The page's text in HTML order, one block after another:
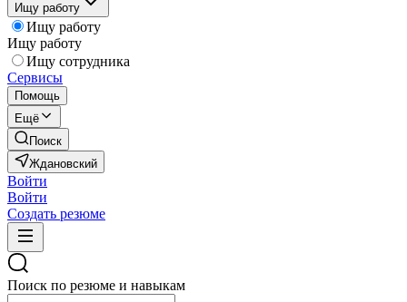
Ищу работу
Ищу работу
Ищу работу
Ищу сотрудника
Сервисы
Помощь
Ещё
Поиск
Ждановский
Войти
Войти
Создать резюме
Поиск по резюме и навыкам